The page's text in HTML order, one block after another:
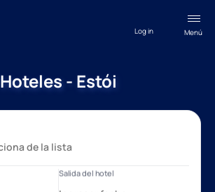
Menú
Log in
Hoteles - Estói